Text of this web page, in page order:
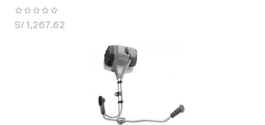
S/ 1,267.62